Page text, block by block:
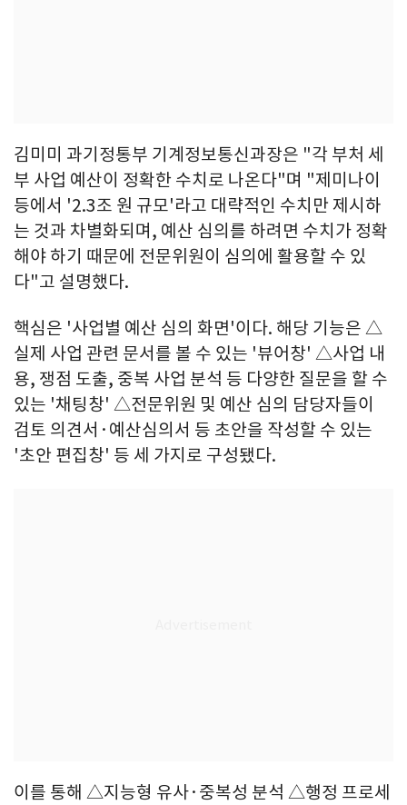
김미미 과기정통부 기계정보통신과장은 "각 부처 세
부 사업 예산이 정확한 수치로 나온다"며 "제미나이
등에서 '2.3조 원 규모'라고 대략적인 수치만 제시하
는 것과 차별화되며, 예산 심의를 하려면 수치가 정확
해야 하기 때문에 전문위원이 심의에 활용할 수 있
다"고 설명했다.
핵심은 '사업별 예산 심의 화면'이다. 해당 기능은 △
실제 사업 관련 문서를 볼 수 있는 '뷰어창' △사업 내
용, 쟁점 도출, 중복 사업 분석 등 다양한 질문을 할 수
있는 '채팅창' △전문위원 및 예산 심의 담당자들이
검토 의견서·예산심의서 등 초안을 작성할 수 있는
'초안 편집창' 등 세 가지로 구성됐다.
이를 통해 △지능형 유사·중복성 분석 △행정 프로세